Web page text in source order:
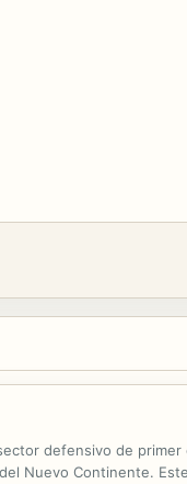
defensivo de
Nuevo Continente.